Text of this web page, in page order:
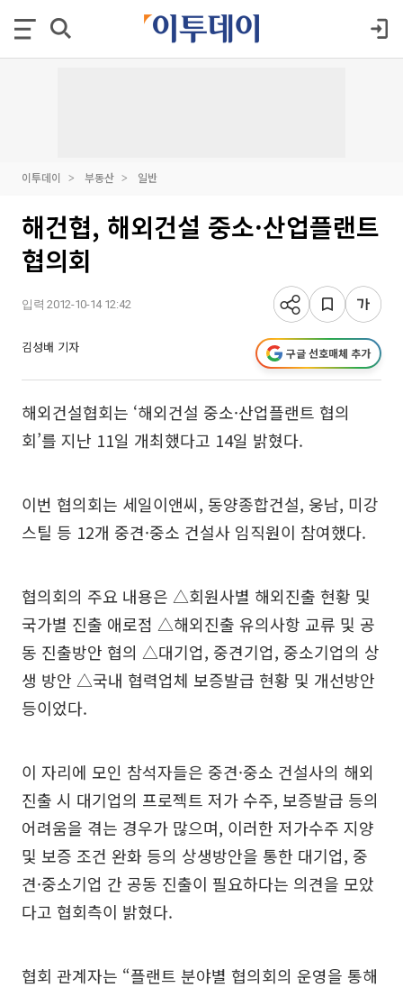
이투데이 부동산 일반
해건협, 해외건설 중소·산업플랜트
협의회
입력 2012-10-14 12:42
김성배 기자 구글 선호매체 추가
해외건설협회는 ‘해외건설 중소·산업플랜트 협의
회’를 지난 11일 개최했다고 14일 밝혔다.
이번 협의회는 세일이앤씨, 동양종합건설, 웅남, 미강
스틸 등 12개 중견·중소 건설사 임직원이 참여했다.
협의회의 주요 내용은 △회원사별 해외진출 현황 및
국가별 진출 애로점 △해외진출 유의사항 교류 및 공
동 진출방안 협의 △대기업, 중견기업, 중소기업의 상
생 방안 △국내 협력업체 보증발급 현황 및 개선방안
등이었다.
이 자리에 모인 참석자들은 중견·중소 건설사의 해외
진출 시 대기업의 프로젝트 저가 수주, 보증발급 등의
어려움을 겪는 경우가 많으며, 이러한 저가수주 지양
및 보증 조건 완화 등의 상생방안을 통한 대기업, 중
견·중소기업 간 공동 진출이 필요하다는 의견을 모았
다고 협회측이 밝혔다.
협회 관계자는 “플랜트 분야별 협의회의 운영을 통해